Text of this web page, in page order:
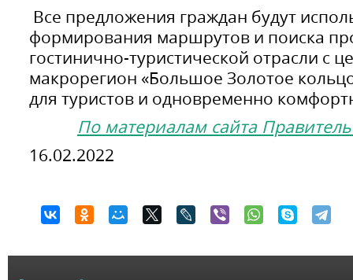
Все предложения граждан будут
формирования маршрутов и поиска
гостинично-туристической отрасли с
макрорегион «Большое Золотое
для туристов и одновременно
По материалам сайта
16.02.2022